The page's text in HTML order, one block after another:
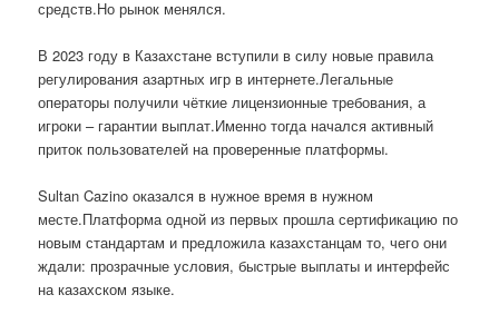
средств.Но рынок менялся.
В 2023 году в Казахстане вступили в силу новые правила
регулирования азартных игр в интернете.Легальные
операторы получили чёткие лицензионные требования, а
игроки – гарантии выплат.Именно тогда начался активный
приток пользователей на проверенные платформы.
Sultan Cazino оказался в нужное время в нужном
месте.Платформа одной из первых прошла сертификацию по
новым стандартам и предложила казахстанцам то, чего они
ждали: прозрачные условия, быстрые выплаты и интерфейс
на казахском языке.